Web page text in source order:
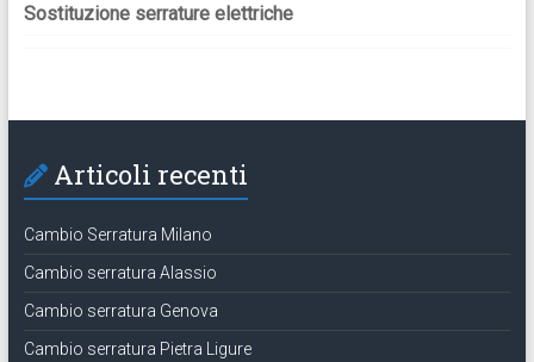
Sostituzione serrature elettriche
Articoli recenti
Cambio Serratura Milano
Cambio serratura Alassio
Cambio serratura Genova
Cambio serratura Pietra Ligure